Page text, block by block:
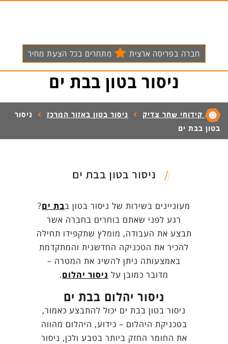
חברה בפריסה ארצית מתחרים בכל הצעת מחיר
ניסור בטון בבת ים
קידוחי שחר צדיק ניסור בטון באזור המרכז
ניסור
בטון בבת ים
ניסור בטון בבת ים
מעוניינים בשירות של ניסור בטון בבת ים?
רגע לפני שאתם בוחרים בחברה אשר
תבצע את העבודה, מומלץ שתקפידו תחילה
להכיר את הטכניקה החדשנית והמתקדמת
באמצעותה ניתן להשיג את המטרה –
מדובר כמובן על ניסור יהלום.
ניסור יהלום בבת ים
ניסור בטון בבת ים יכול להתבצע כאמור,
בטכניקת היהלום – כידוע, היהלום מהווה
את החומר החזק ביותר בטבע ולכן, ניסור